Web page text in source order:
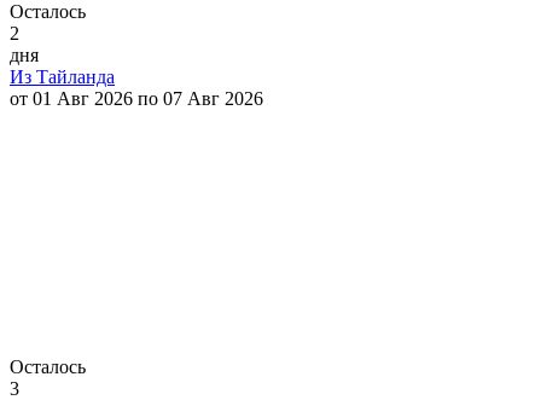
Осталось
2
дня
Из Тайланда
от 01 Авг 2026 по 07 Авг 2026
Осталось
3